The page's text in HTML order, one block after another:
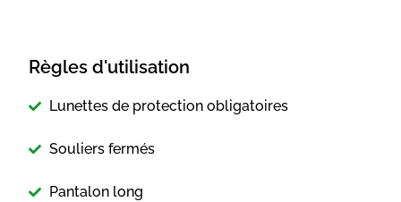
Règles d'utilisation
Lunettes de protection obligatoires
Souliers fermés
Pantalon long